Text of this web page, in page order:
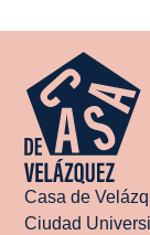
Casa de
Ciudad